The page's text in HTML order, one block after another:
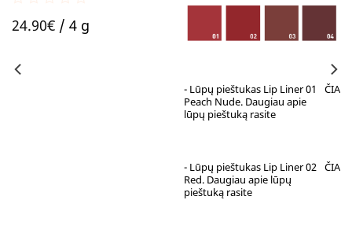
out
24.90€/ 4 g
- Lūpų pieštukas Lip Liner 01
Peach Nude. Daugiau apie
lūpų pieštuką rasite
ČIA
- Lūpų pieštukas Lip Liner 02
Red. Daugiau apie lūpų
pieštuką rasite
ČIA